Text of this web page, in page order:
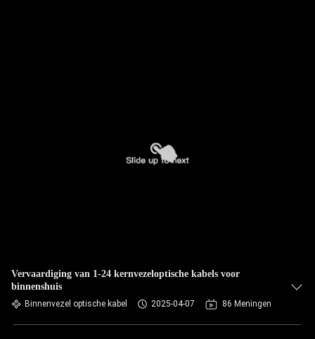
Vervaardiging van 1-24 kernvezeloptische kabels voor
binnenshuis
Binnenvezel optische kabel 2025-04-07 86 Meningen